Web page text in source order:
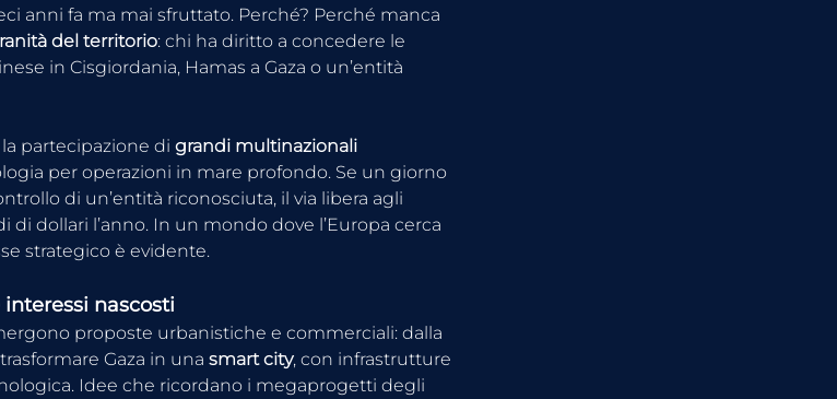
anni fa ma mai sfruttato. Perché? Perché manca
del territorio: chi ha diritto a concedere le
in Cisgiordania, Hamas a Gaza o un’entità
partecipazione di grandi multinazionali
per operazioni in mare profondo. Se un giorno
di un’entità riconosciuta, il via libera agli
dollari l’anno. In un mondo dove l’Europa cerca
strategico è evidente.
nascosti
proposte urbanistiche e commerciali: dalla
Gaza in una smart city, con infrastrutture
Idee che ricordano i megaprogetti degli